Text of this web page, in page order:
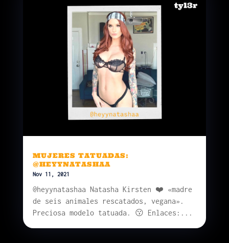
MUJERES TATUADAS:
@HEYYNATASHAA
Nov 11, 2021
@heyynatashaa Natasha Kirsten ❤️ «madre
de seis animales rescatados, vegana».
Preciosa modelo tatuada. 😗 Enlaces:...